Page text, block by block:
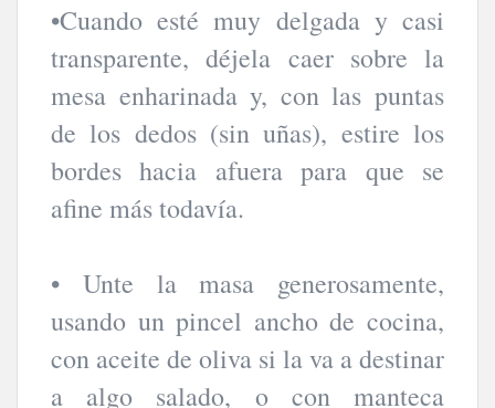
•Cuando esté muy delgada y casi
transparente, déjela caer sobre la
mesa enharinada y, con las puntas
de los dedos (sin uñas), estire los
bordes hacia afuera para que se
afine más todavía.
• Unte la masa generosamente,
usando un pincel ancho de cocina,
con aceite de oliva si la va a destinar
a algo salado, o con manteca